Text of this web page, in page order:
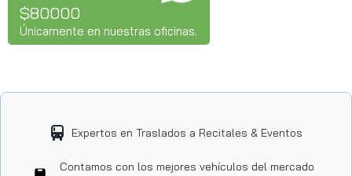
$80000
Únicamente en nuestras oficinas.
Expertos en Traslados a Recitales & Eventos
Contamos con los mejores vehículos del mercado